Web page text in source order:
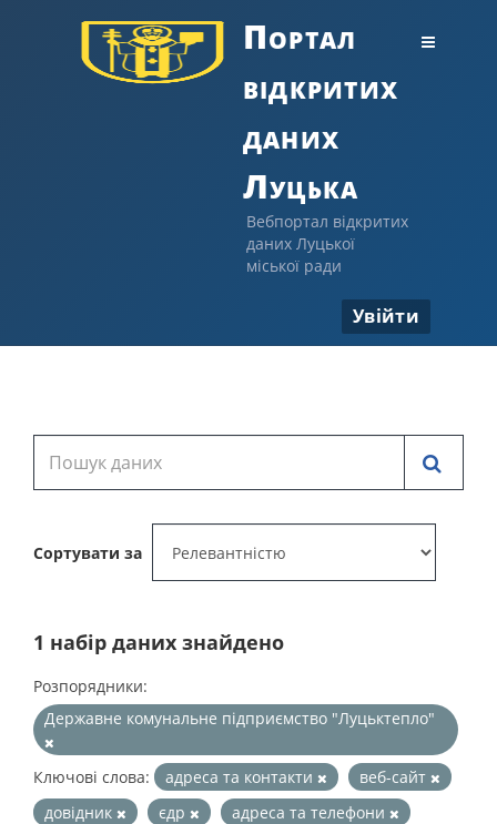
Портал
відкритих
даних
Луцька
Вебпортал відкритих
даних Луцької
міської ради
Увійти
Сортувати за
1 набір даних знайдено
Розпорядники:
Державне комунальне підприємство "Луцьктепло"
Ключові слова: адреса та контакти
веб-сайт
довідник
єдр
адреса та телефони